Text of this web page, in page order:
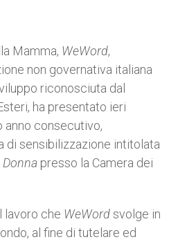
Mamma, WeWord,
non governativa italiana
riconosciuta dal
ha presentato ieri
anno consecutivo,
di sensibilizzazione intitolata
presso la Camera dei
lavoro che WeWordsvolge in
al fine di tutelare ed